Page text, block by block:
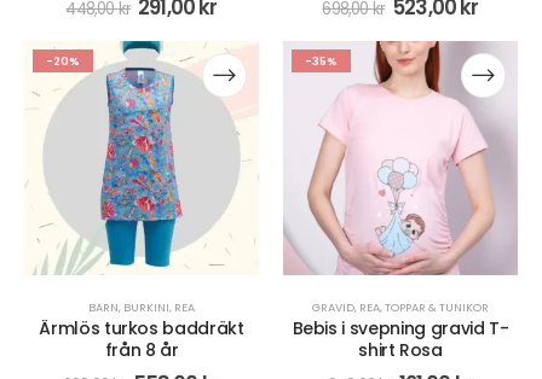
448,00kr 291,00kr 698,00kr 523,00kr
-20%
BARN, BURKINI, REA
Ärmlös turkos baddräkt
från 8 år
-35%
GRAVID, REA,TOPPAR & TUNIKOR
Bebis i svepning gravid T-
shirt Rosa